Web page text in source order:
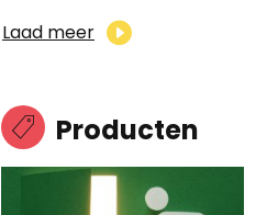
Laad meer
Producten